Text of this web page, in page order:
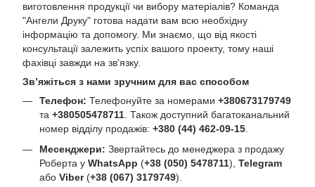
виготовлення продукції чи вибору матеріалів? Команда
"Ангели Друку" готова надати вам всю необхідну
інформацію та допомогу. Ми знаємо, що від якості
консультації залежить успіх вашого проекту, тому наші
фахівці завжди на зв'язку.
Зв’яжіться з нами зручним для вас способом
Телефон: Телефонуйте за номерами +380673179749
та +380505478711. Також доступний багатоканальний
номер відділу продажів: +380 (44) 462-09-15.
Месенджери: Звертайтесь до менеджера з продажу
Роберта у WhatsApp (+38 (050) 5478711), Telegram
або Viber(+38 (067) 3179749).